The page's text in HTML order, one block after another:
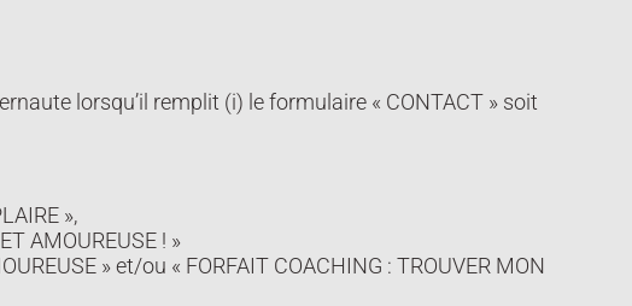
lorsqu’il remplit (i) le formulaire « CONTACT » soit
»,
AMOUREUSE ! »
» et/ou « FORFAIT COACHING : TROUVER MON